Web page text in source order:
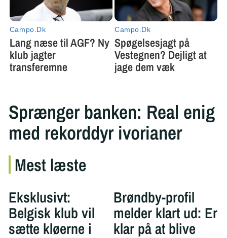
Sprænger banken: Real enig
med rekorddyr ivorianer
Mest læste
Eksklusivt:
Belgisk klub vil
sætte kløerne i
Brøndby-profil
melder klart ud: Er
klar på at blive